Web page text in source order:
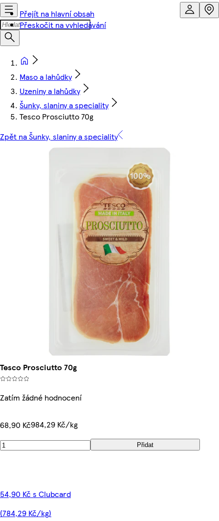
Přejít na hlavní obsah
Přeskočit na vyhledávání
Maso a lahůdky
Uzeniny a lahůdky
Šunky, slaniny a speciality
Tesco Prosciutto 70g
Zpět na Šunky, slaniny a speciality
Tesco Prosciutto 70g
Zatím žádné hodnocení
68,90 Kč984,29 Kč/kg
Přidat
54,90 Kč s Clubcard
(784,29 Kč/kg)